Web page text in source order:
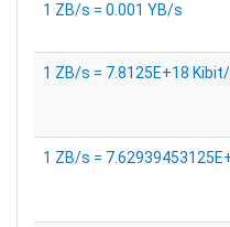
1 ZB/s = 0.001 YB/s
1 ZB/s = 7.8125E+18
1 ZB/s =